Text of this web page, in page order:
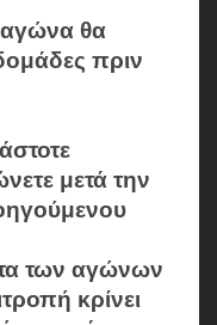
αγώνα θα
πριν
μετά την
των αγώνων
κρίνει